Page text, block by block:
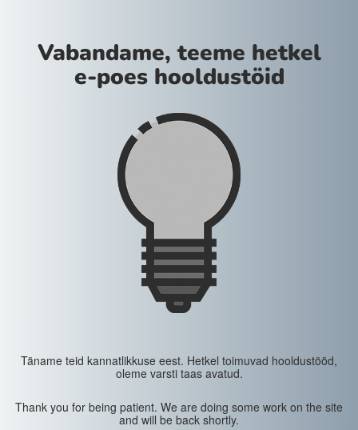
Vabandame, teeme hetkel
e-poes hooldustöid
Täname teid kannatlikkuse eest. Hetkel toimuvad hooldustööd,
oleme varsti taas avatud.
Thank you for being patient. We are doing some work on the site
and will be back shortly.